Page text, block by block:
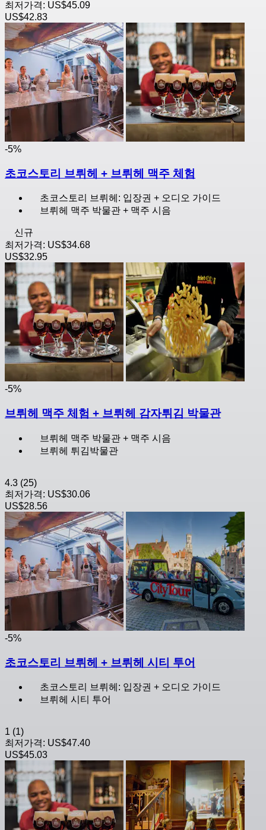
최저가격: US$45.09
US$42.83
-5%
초코스토리 브뤼헤 + 브뤼헤 맥주 체험
초코스토리 브뤼헤: 입장권 + 오디오 가이드
브뤼헤 맥주 박물관 + 맥주 시음
신규
최저가격: US$34.68
US$32.95
-5%
브뤼헤 맥주 체험 + 브뤼헤 감자튀김 박물관
브뤼헤 맥주 박물관 + 맥주 시음
브뤼헤 튀김박물관
4.3 (25)
최저가격: US$30.06
US$28.56
-5%
초코스토리 브뤼헤 + 브뤼헤 시티 투어
초코스토리 브뤼헤: 입장권 + 오디오 가이드
브뤼헤 시티 투어
1 (1)
최저가격: US$47.40
US$45.03